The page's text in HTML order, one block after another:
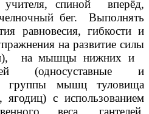
спиной вперёд,
бег. Выполнять
равновесия, гибкости и
на развитие силы
на мышцы нижних и
(односуставные и
группы мышц туловища
с использованием
веса, гантелей,